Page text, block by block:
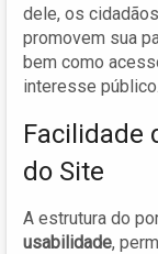
dele, os
promovem sua
bem como
interesse público.
Facilidade
do Site
A estrutura do
usabilidade,